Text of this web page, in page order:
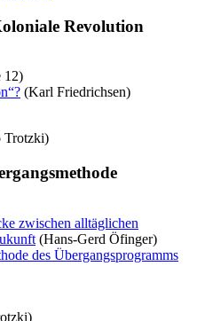
Revolution
12)
(Karl Friedrichsen)
Trotzki)
zwischen alltäglichen
(Hans-Gerd Öfinger)
des Übergangsprogramms